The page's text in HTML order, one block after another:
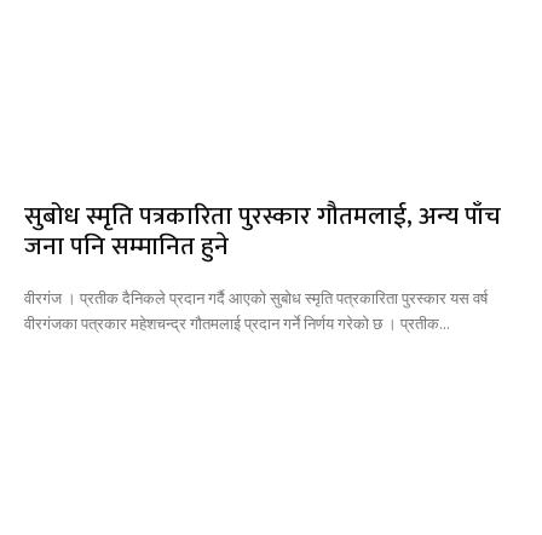
सुबोध स्मृति पत्रकारिता पुरस्कार गौतमलाई, अन्य पाँच
जना पनि सम्मानित हुने
वीरगंज । प्रतीक दैनिकले प्रदान गर्दै आएको सुबोध स्मृति पत्रकारिता पुरस्कार यस वर्ष
वीरगंजका पत्रकार महेशचन्द्र गौतमलाई प्रदान गर्ने निर्णय गरेको छ । प्रतीक...